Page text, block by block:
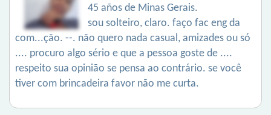
45 años de Minas Gerais.
sou solteiro, claro. faço fac eng da
com...ção. --. não quero nada casual, amizades ou só
.... procuro algo sério e que a pessoa goste de ....
respeito sua opinião se pensa ao contrário. se você
tiver com brincadeira favor não me curta.